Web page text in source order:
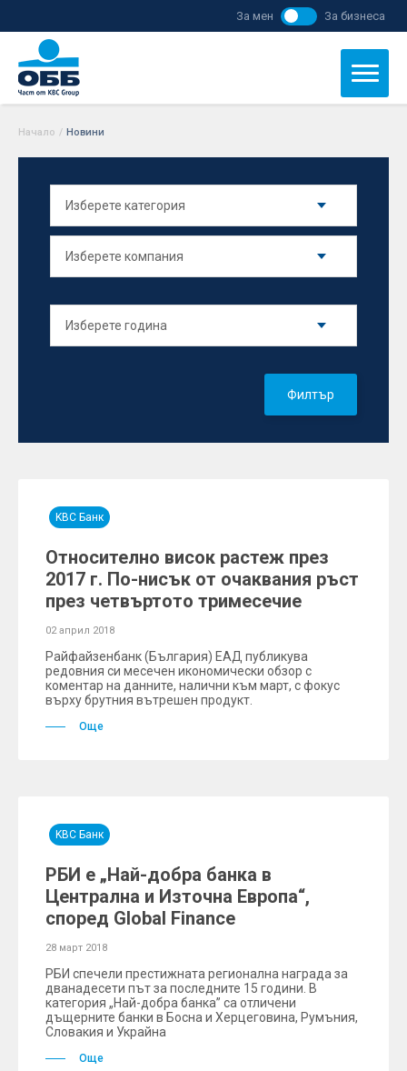
За мен За бизнеса
Начало / Новини
Филтър
KBC Банк
Относително висок растеж през
2017 г. По-нисък от очаквания ръст
през четвъртото тримесечие
02 април 2018
Райфайзенбанк (България) ЕАД публикува
редовния си месечен икономически обзор с
коментар на данните, налични към март, с фокус
върху брутния вътрешен продукт.
Още
KBC Банк
РБИ е „Най-добра банка в
Централна и Източна Европа“,
според Global Finance
28 март 2018
РБИ спечели престижната регионална награда за
дванадесети път за последните 15 години. В
категория „Най-добра банка” са отличени
дъщерните банки в Босна и Херцеговина, Румъния,
Словакия и Украйна
Още